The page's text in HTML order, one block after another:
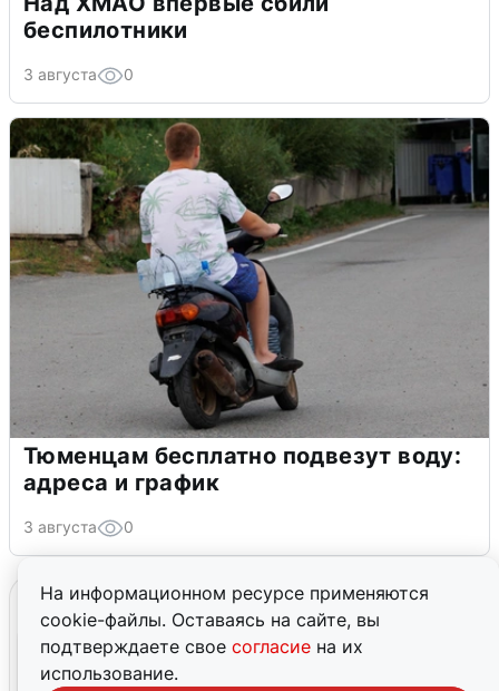
На информационном ресурсе применяются
cookie-файлы. Оставаясь на сайте, вы
подтверждаете свое согласие на их
использование.
беспилотники
3 августа 0
Тюменцам бесплатно подвезут воду:
адреса и график
3 августа 0